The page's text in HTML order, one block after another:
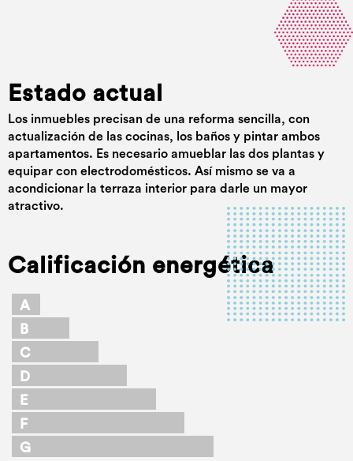
Estado actual
Los inmuebles precisan de una reforma sencilla, con
actualización de las cocinas, los baños y pintar ambos
apartamentos. Es necesario amueblar las dos plantas y
equipar con electrodomésticos. Así mismo se va a
acondicionar la terraza interior para darle un mayor
atractivo.
Calificación energética
A
B
C
D
E
F
G